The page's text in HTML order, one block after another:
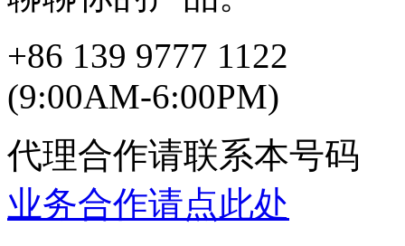
+86 139 9777 1122
(9:00AM-6:00PM)
代理合作请联系本号码
业务合作请点此处